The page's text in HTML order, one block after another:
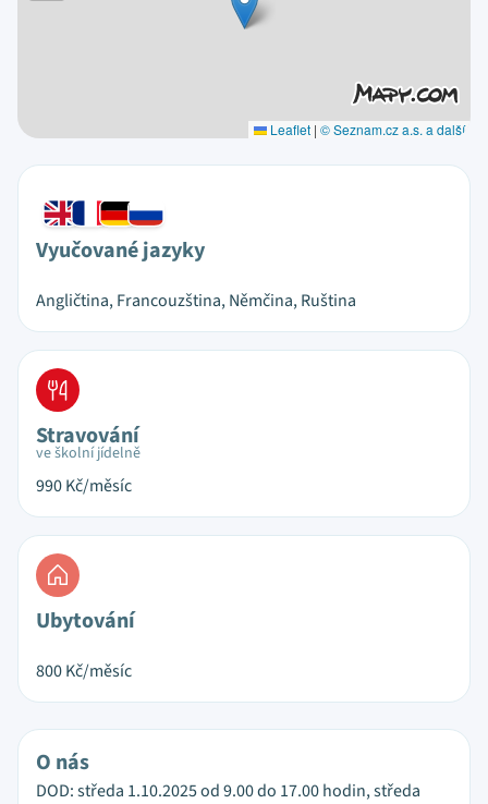
Leaflet | © Seznam.cz a.s. a další
Vyučované jazyky
Angličtina, Francouzština, Němčina, Ruština
Stravování
ve školní jídelně
990Kč/měsíc
Ubytování
800Kč/měsíc
O nás
DOD: středa 1.10.2025 od 9.00 do 17.00 hodin, středa